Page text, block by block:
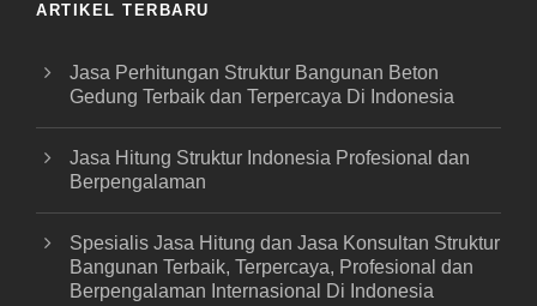
ARTIKEL TERBARU
Jasa Perhitungan Struktur Bangunan Beton
Gedung Terbaik dan Terpercaya Di Indonesia
Jasa Hitung Struktur Indonesia Profesional dan
Berpengalaman
Spesialis Jasa Hitung dan Jasa Konsultan Struktur
Bangunan Terbaik, Terpercaya, Profesional dan
Berpengalaman Internasional Di Indonesia